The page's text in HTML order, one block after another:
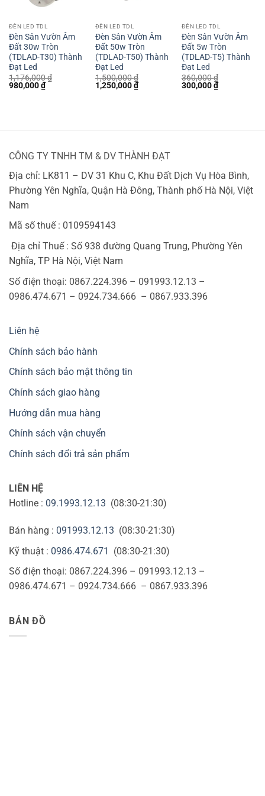
ĐÈN LED TDL
Đèn Sân Vườn Âm
Đất 30w Tròn
(TDLAD-T30) Thành
Đạt Led
1,176,000₫
Giá
980,000₫Giá
hiện
ĐÈN LED TDL
Đèn Sân Vườn Âm
Đất 50w Tròn
(TDLAD-T50) Thành
Đạt Led
1,500,000₫
Giá
gốc
1,250,000₫Giá
hiện
ĐÈN LED TDL
Đèn Sân Vườn Âm
Đất 5w Tròn
(TDLAD-T5) Thành
Đạt Led
360,000₫
Giá
300,000₫Giá
hiện
CÔNG TY TNHH TM & DV THÀNH ĐẠT
Địa chỉ: LK811 – DV 31 Khu C, Khu Đất Dịch Vụ Hòa Bình,
Phường Yên Nghĩa, Quận Hà Đông, Thành phố Hà Nội, Việt
Nam
Mã số thuế : 0109594143
Địa chỉ Thuế : Số 938 đường Quang Trung, Phường Yên
Nghĩa, TP Hà Nội, Việt Nam
Số điện thoại: 0867.224.396 – 091993.12.13 –
0986.474.671 – 0924.734.666 – 0867.933.396
Liên hệ
Chính sách bảo hành
Chính sách bảo mật thông tin
Chính sách giao hàng
Hướng dẫn mua hàng
Chính sách vận chuyển
Chính sách đổi trả sản phẩm
LIÊN HỆ
Hotline : 09.1993.12.13 (08:30-21:30)
Bán hàng : 091993.12.13 (08:30-21:30)
Kỹ thuật : 0986.474.671
(08:30-21:30)
Số điện thoại: 0867.224.396 – 091993.12.13 –
0986.474.671 – 0924.734.666 – 0867.933.396
BẢN ĐỒ